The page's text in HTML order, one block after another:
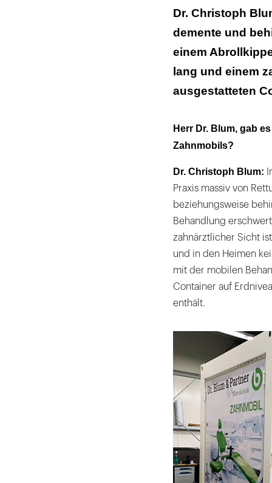
Ausstattung,
Kein Verstoß
„Wir haben
Dr. Christoph
demente und
einem
lang und einem
ausgestatteten
Herr Dr. Blum, gab
Zahnmobils?
Dr. Christoph Blum:
Praxis massiv von
beziehungsweise
Behandlung
zahnärztlicher Sicht
und in den Heimen
mit der mobilen
Container auf
enthält.